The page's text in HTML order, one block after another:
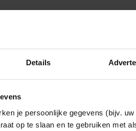
Details
je persoonlijke gegevens (bijv.
op te slaan en te gebruiken met